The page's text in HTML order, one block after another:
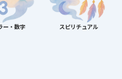
ー・数字 スピリチュアル